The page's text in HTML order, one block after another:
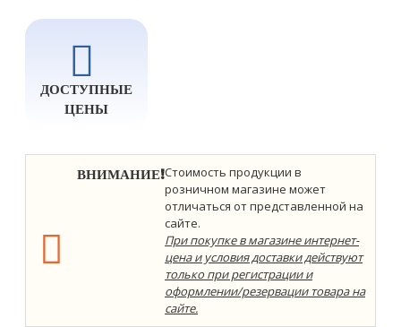
ДОСТУПНЫЕ
ЦЕНЫ
ВНИМАНИЕ!Стоимость продукции в
розничном магазине может
отличаться от представленной на
сайте.
При покупке в магазине интернет-
цена и условия доставки действуют
только при регистрации и
оформлении/резервации товара на
сайте.